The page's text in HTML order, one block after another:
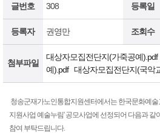
글번호 308 등록일
등록자 권영만 조회수
첨부파일
대상자모집전단지(가죽공예).pdf
예).pdf 대상자모집전단지(국악
청송군재가노인통합지원센터에서는 한국문화예
지원사업 예술누림'공모사업에 선정되어 다음과 같
참여 부탁드립니다.